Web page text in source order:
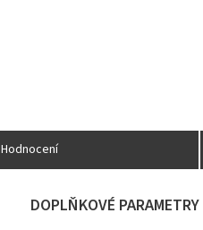
Hodnocení
DOPLŇKOVÉ PARAMETRY